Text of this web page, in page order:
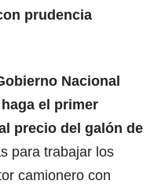
prudencia
Nacional
el primer
precio del galón de
para trabajar los
camionero con